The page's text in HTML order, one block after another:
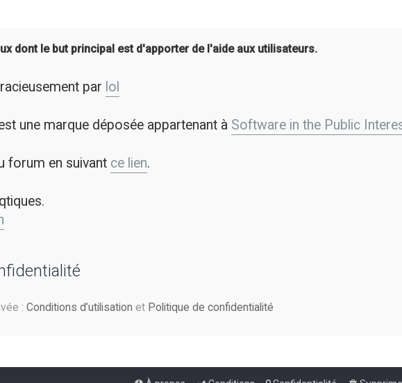
dont le but principal est d'apporter de l'aide aux utilisateurs.
par lol
une marque déposée appartenant à Software in the Public
forum en suivant ce lien.
: Conditions d’utilisation et Politique de confidentialité